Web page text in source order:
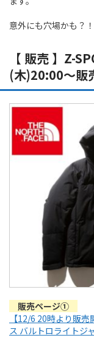
意外にも穴場かも？！
【 販売 】Z-
(木)20:00～販
販売ページ①
【12/6 20時より販
ス バルトロライトジ